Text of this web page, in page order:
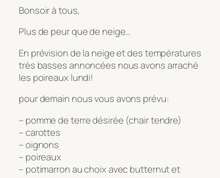
Bonsoir à tous,
Plus de peur que de neige…
En prévision de la neige et des températures
très basses annoncées nous avons arraché
les poireaux lundi!
pour demain nous vous avons prévu:
– pomme de terre désirée (chair tendre)
– carottes
– oignons
– poireaux
– potimarron au choix avec butternut et